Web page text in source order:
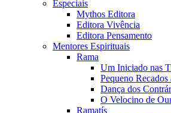
Especiais
Mythos Editora
Editora Vivência
Editora Pensamento
Mentores Espirituais
Rama
Um Iniciado nas
Pequeno
Dança dos
O Velocino de
Ramatís